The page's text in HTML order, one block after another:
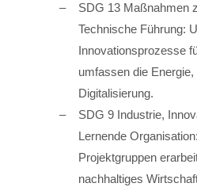
SDG 13 Maßnahmen
Technische Führung:
Innovationsprozesse
umfassen die
Digitalisierung.
SDG 9 Industrie,
Lernende
Projektgruppen
nachhaltiges